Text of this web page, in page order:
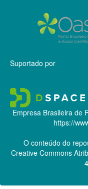
Suportado por
Empresa Brasileira de
https://
O conteúdo do
Creative Commons